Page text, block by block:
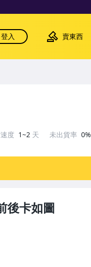
登入 賣東西
後卡如圖
度 1~2 天 未出貨率 0%